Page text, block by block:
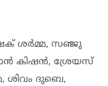
ശർമ്മ, സഞ്ജു
കിഷൻ, ശ്രേയസ്
ശിവം ദുബെ,